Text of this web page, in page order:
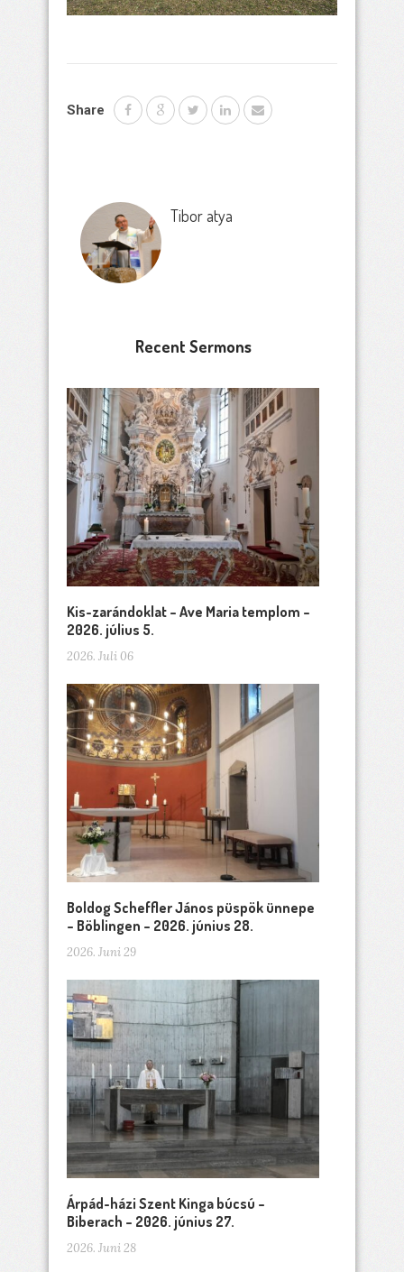
Share
Tibor atya
Recent Sermons
Kis-zarándoklat – Ave Maria templom –
2026. július 5.
2026. Juli 06
Boldog Scheffler János püspök ünnepe
– Böblingen – 2026. június 28.
2026. Juni 29
Árpád-házi Szent Kinga búcsú –
Biberach – 2026. június 27.
2026. Juni 28